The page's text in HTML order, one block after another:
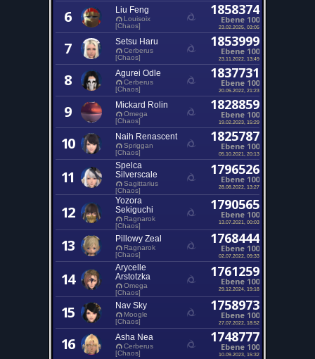
6 Liu Feng
Louisoix
[Chaos]
1858374
Ebene 100
23.02.2025, 03:05
7 Setsu Haru
Cerberus
[Chaos]
1853999
Ebene 100
23.11.2022, 13:49
8 Agurei Odle
Cerberus
[Chaos]
1837731
Ebene 100
20.05.2022, 21:23
9 Mickard Rolin
Omega
[Chaos]
1828859
Ebene 100
19.02.2023, 15:29
10 Naih Renascent
Spriggan
[Chaos]
1825787
Ebene 100
05.10.2021, 20:13
11
Spelca
Silverscale
Sagittarius
[Chaos]
1796526
Ebene 100
28.08.2022, 13:27
12
Yozora
Sekiguchi
Ragnarok
[Chaos]
1790565
Ebene 100
13.07.2021, 00:03
13 Pillowy Zeal
Ragnarok
[Chaos]
1768444
Ebene 100
02.07.2022, 09:33
14
Arycelle
Arstotzka
Omega
[Chaos]
1761259
Ebene 100
29.12.2024, 19:18
15 Nav Sky
Moogle
[Chaos]
1758973
Ebene 100
27.07.2022, 18:52
16 Asha Nea
Cerberus
[Chaos]
1748777
Ebene 100
10.09.2023, 15:32